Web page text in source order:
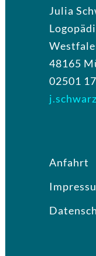
Julia
48165
02501
Anfahrt